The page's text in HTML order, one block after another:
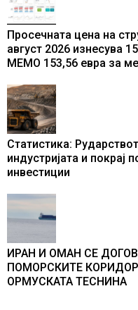
Просечната цена на
август 2026 изнесува
МЕМО 153,56 евра за
Статистика:
индустријата и покрај
инвестиции
ИРАН И ОМАН СЕ
ПОМОРСКИТЕ
ОРМУСКАТА ТЕСНИНА